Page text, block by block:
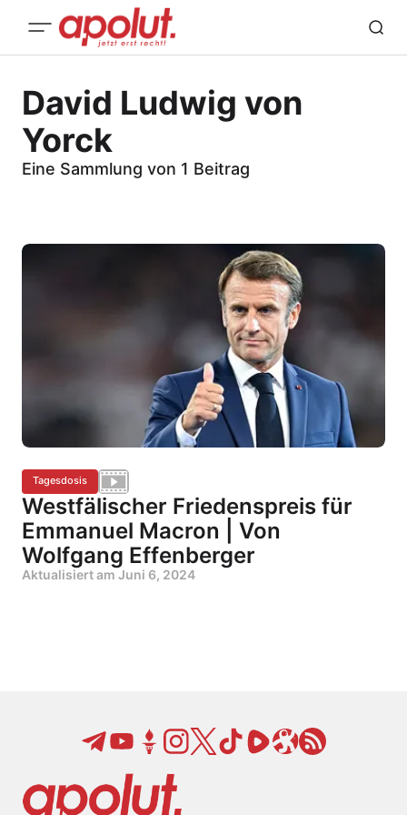
David Ludwig von
Yorck
Eine Sammlung von 1 Beitrag
Tagesdosis
Westfälischer Friedenspreis für
Emmanuel Macron | Von
Wolfgang Effenberger
Aktualisiert am Juni 6, 2024